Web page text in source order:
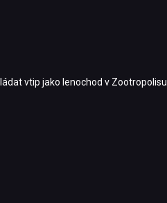
vtip jako lenochod v Zootropolisu